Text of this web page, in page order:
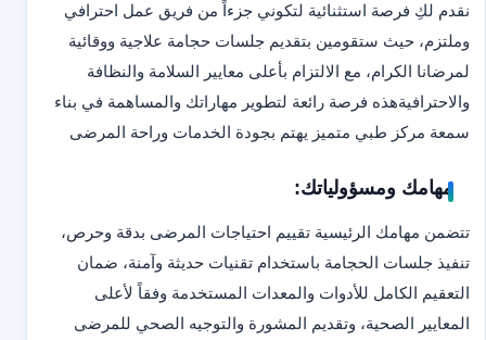
نقدم لكِ فرصة استثنائية لتكوني جزءاً من فريق عمل احترافي
وملتزم، حيث ستقومين بتقديم جلسات حجامة علاجية ووقائية
لمرضانا الكرام، مع الالتزام بأعلى معايير السلامة والنظافة
والاحترافيةهذه فرصة رائعة لتطوير مهاراتك والمساهمة في بناء
سمعة مركز طبي متميز يهتم بجودة الخدمات وراحة المرضى
مهامك ومسؤولياتك:
تتضمن مهامك الرئيسية تقييم احتياجات المرضى بدقة وحرص،
تنفيذ جلسات الحجامة باستخدام تقنيات حديثة وآمنة، ضمان
التعقيم الكامل للأدوات والمعدات المستخدمة وفقاً لأعلى
المعايير الصحية، وتقديم المشورة والتوجيه الصحي للمرضى